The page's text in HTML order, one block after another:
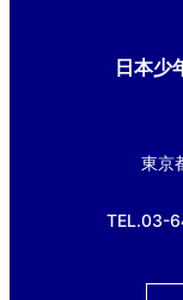
日本少
東京
TEL.03-